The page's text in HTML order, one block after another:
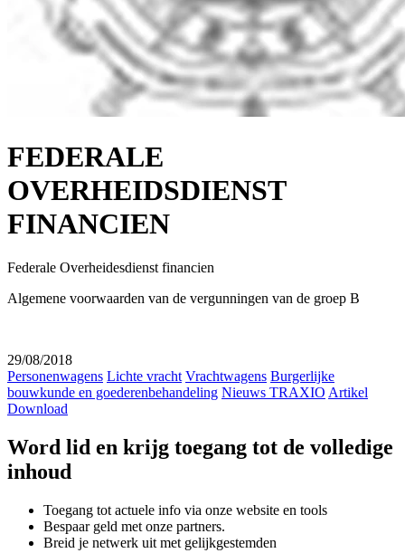
FEDERALE
OVERHEIDSDIENST
FINANCIEN
Federale Overheidesdienst financien
Algemene voorwaarden van de vergunningen van de groep B
29/08/2018
Personenwagens Lichte vracht Vrachtwagens Burgerlijke
bouwkunde en goederenbehandeling Nieuws TRAXIO Artikel
Download
Word lid en krijg toegang tot de volledige
inhoud
Toegang tot actuele info via onze website en tools
Bespaar geld met onze partners.
Breid je netwerk uit met gelijkgestemden